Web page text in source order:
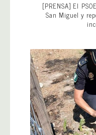
[PRENSA] El
San Miguel y